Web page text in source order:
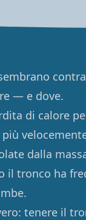
— e dove.
di calore
dalla
il tronco ha
tenere il